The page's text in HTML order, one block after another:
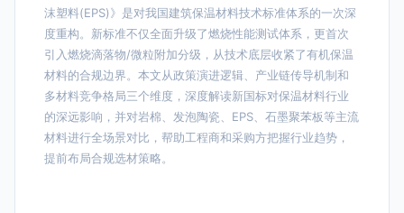
沫塑料(EPS)》是对我国建筑保温材料技术标准体系的一次深
度重构。新标准不仅全面升级了燃烧性能测试体系，更首次
引入燃烧滴落物/微粒附加分级，从技术底层收紧了有机保温
材料的合规边界。本文从政策演进逻辑、产业链传导机制和
多材料竞争格局三个维度，深度解读新国标对保温材料行业
的深远影响，并对岩棉、发泡陶瓷、EPS、石墨聚苯板等主流
材料进行全场景对比，帮助工程商和采购方把握行业趋势，
提前布局合规选材策略。